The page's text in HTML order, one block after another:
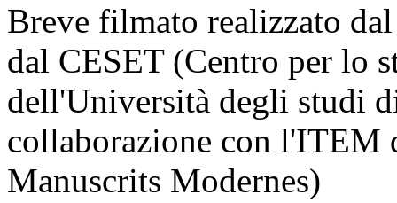
Breve filmato realizzato
dal CESET (Centro per lo
dell'Università degli studi
collaborazione con l'ITEM
Manuscrits Modernes)